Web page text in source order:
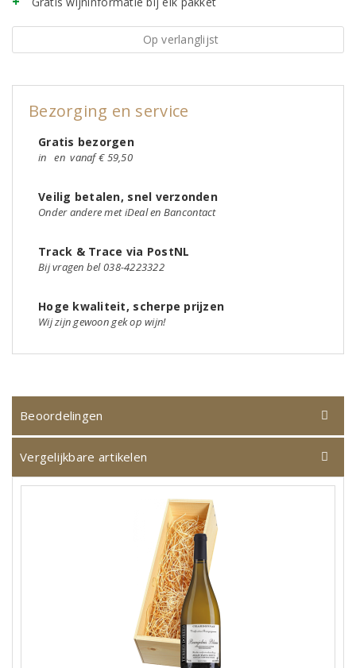
Op verlanglijst
Bezorging en service
Gratis bezorgen
in en vanaf € 59,50
Veilig betalen, snel verzonden
Onder andere met iDeal en Bancontact
Track & Trace via PostNL
Bij vragen bel 038-4223322
Hoge kwaliteit, scherpe prijzen
Wij zijn gewoon gek op wijn!
Beoordelingen
Vergelijkbare artikelen